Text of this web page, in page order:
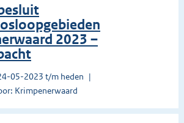
2023 –
05-2023 t/m heden
Krimpenerwaard